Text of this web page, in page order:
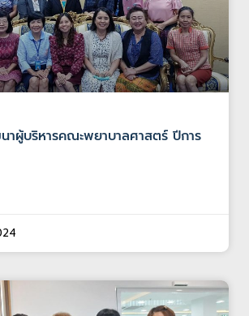
าผู้บริหารคณะพยาบาลศาสตร์ ปีการ